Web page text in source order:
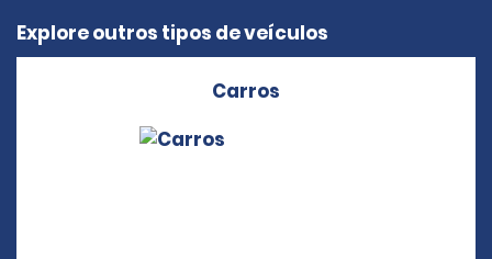
Explore outros tipos de veículos
Carros